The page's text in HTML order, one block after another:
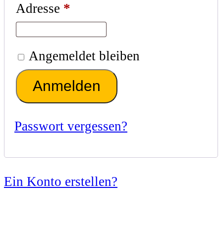
Adresse *
Angemeldet bleiben
Anmelden
Passwort vergessen?
Ein Konto erstellen?